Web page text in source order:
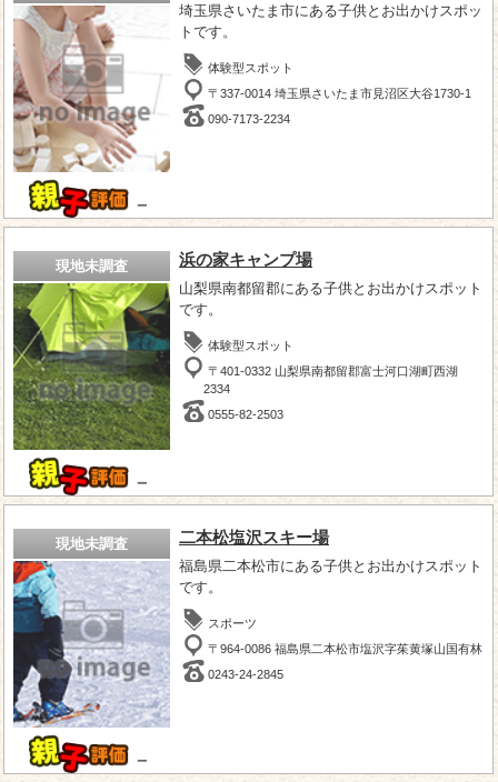
－
埼玉県さいたま市にある子供とお出かけスポッ
トです。
体験型スポット
〒337-0014 埼玉県さいたま市見沼区大谷1730-1
090-7173-2234
現地未調査
－
浜の家キャンプ場
山梨県南都留郡にある子供とお出かけスポット
です。
体験型スポット
〒401-0332 山梨県南都留郡富士河口湖町西湖
2334
0555-82-2503
現地未調査
－
二本松塩沢スキー場
福島県二本松市にある子供とお出かけスポット
です。
スポーツ
〒964-0086 福島県二本松市塩沢字茱黄塚山国有林
0243-24-2845